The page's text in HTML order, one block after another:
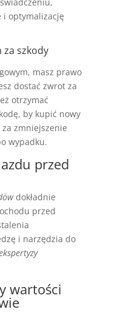
i optymalizację
za szkody
masz prawo
dostać zwrot za
otrzymać
by kupić nowy
zmniejszenie
wypadku.
przed
dokładnie
przed
i narzędzia do
wartości